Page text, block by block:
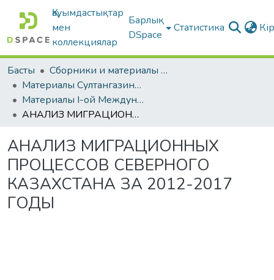
Қауымдастықтар
мен
коллекциялар
Барлық
DSpace
Статистика
Басты
Сборники и материалы конференций
Материалы Султангазинских педагогических чтений
Материалы I-ой Международной научно-практической конференции «Султангазинские чтения» 17-18 мая 2019
АНАЛИЗ МИГРАЦИОННЫХ ПРОЦЕССОВ СЕВЕРНОГО КАЗАХСТАНА ЗА 2012-2017 ГОДЫ
АНАЛИЗ МИГРАЦИОННЫХ
ПРОЦЕССОВ СЕВЕРНОГО
КАЗАХСТАНА ЗА 2012-2017
ГОДЫ